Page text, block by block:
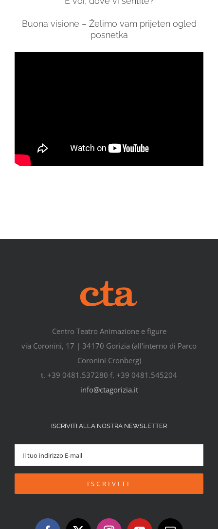
Buona visione – Želimo vam prijeten ogled
posnetka
Centro Teatro Animazione e figure
via Coronini, 17 | 34170 Gorizia (all'interno di Parco
Coronini Cronberg)
t. +39 0481.537280 f. +39 0481.545204
info@ctagorizia.it
ISCRIVITI ALLA NOSTRA NEWSLETTER